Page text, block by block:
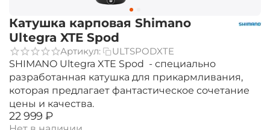
Катушка карповая Shimano
Ultegra XTE Spod
Артикул:
ULTSPODXTE
SHIMANO Ultegra XTE Spod - специально
разработанная катушка для прикармливания,
которая предлагает фантастическое сочетание
цены и качества.
‍22 999‍ ₽